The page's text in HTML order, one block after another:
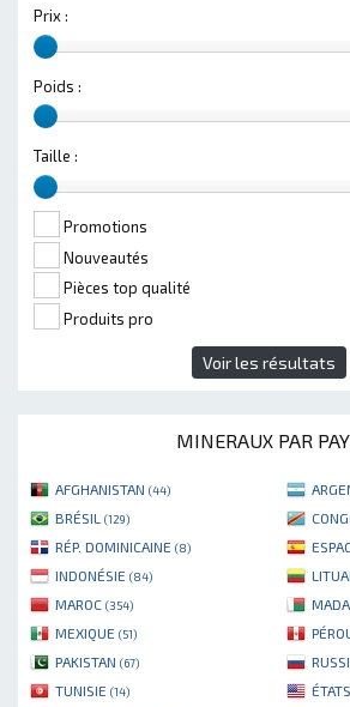
Prix :
Poids :
Taille :
Promotions
Nouveautés
Pièces top qualité
Produits pro
Voir les résultats
MINERAUX PAR
AFGHANISTAN (44)
BRÉSIL (129)
RÉP. DOMINICAINE (8)
INDONÉSIE (84)
MAROC (354)
MEXIQUE (51)
PAKISTAN (67)
TUNISIE (14)